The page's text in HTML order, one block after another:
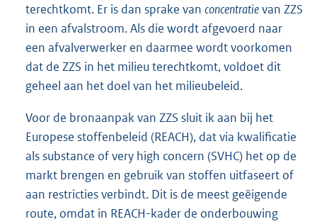
terechtkomt. Er is dan sprake van concentratievan ZZS
in een afvalstroom. Als die wordt afgevoerd naar
een afvalverwerker en daarmee wordt voorkomen
dat de ZZS in het milieu terechtkomt, voldoet dit
geheel aan het doel van het milieubeleid.
Voor de bronaanpak van ZZS sluit ik aan bij het
Europese stoffenbeleid (REACH), dat via kwalificatie
als substance of very high concern (SVHC) het op de
markt brengen en gebruik van stoffen uitfaseert of
aan restricties verbindt. Dit is de meest geëigende
route, omdat in REACH-kader de onderbouwing